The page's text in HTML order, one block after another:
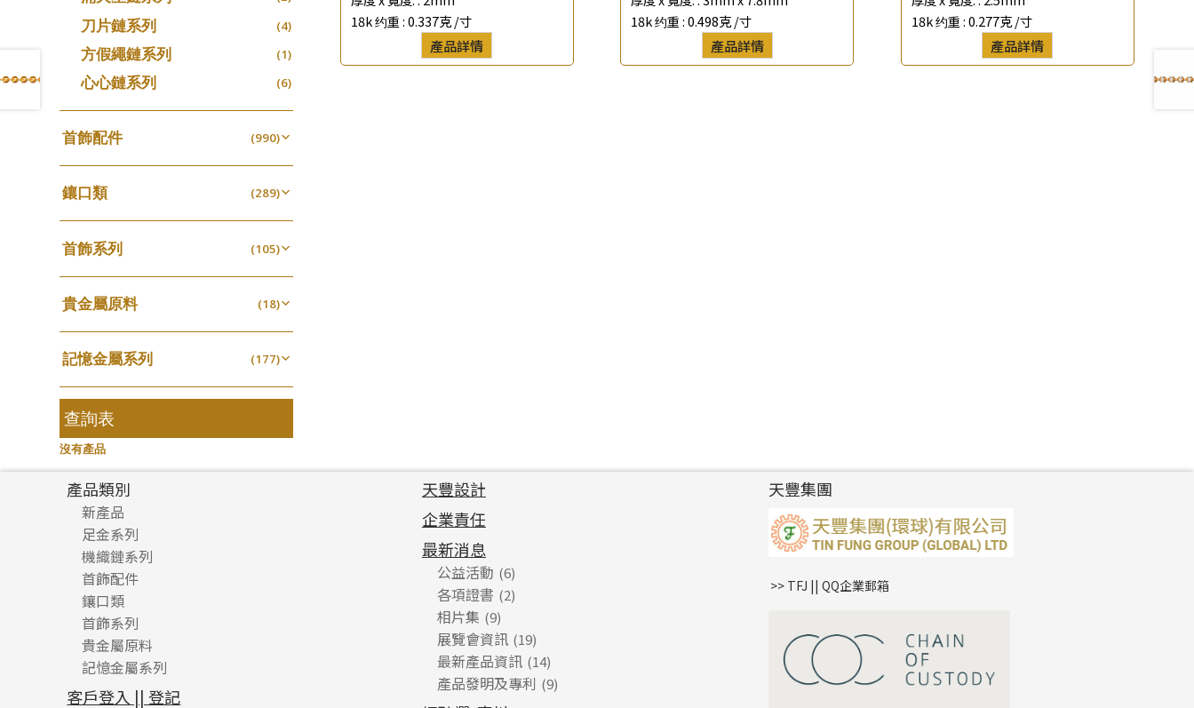
18k 约重 :0.337克 /寸
產品詳情
18k 约重 :0.498克 /寸
產品詳情
18k 约重 :0.277克 /寸
產品詳情
刀片鏈系列 (4)
方假繩鏈系列 (1)
心心鏈系列 (6)
首飾配件 (990)
耳環類配件 (341)
卷迫系列 (13)
螺絲迫系列 (15)
梅花迫系列 (19)
平臺迫系列 (74)
綫拍系列 (42)
美拍系列 (16)
耳針系列 (6)
耳環扣系列
耳綫/耳鈎系列
耳環爪頭
耳環
鏈類配件
調節珠系列
生圈扣系列
鴨俐制系列
字母吊墜
相盒吊墜 (11)
生肖吊墜
管扣系列
星座吊墜
水泡扣
珠扣
其他類配件 (161)
珠盤系列 (16)
袖口鈕系列 (7)
焊片及鐳射綫 (2)
空心車花管 (19)
其他 (104)
無孔光身珠 (7)
無孔批花珠
空心批花珠 (22)
鑲口類 (289)
四爪頭系列 (20)
六爪頭系列 (41)
車花片 (35)
動感車花片 (20)
鑲口戒指 (16)
鑲口手鏈系列 (146)
首飾系列 (105)
手镯系列 (8)
戒指系列 (8)
空心耳環 (27)
空心车花管首饰链 (15)
空心手鐲系列 (8)
牛仔鏈
貴金屬原料 (18)
千足金 (18)
記憶金屬系列 (177)
記憶戒指 (30)
拉簧珠珠手鏈
記憶鈦手鐲
查詢表
沒有產品
*你的名字
公司名稱
產品類別
新產品
足金系列
足金配件
機織鏈系列
珠仔鏈
镶口链
管狀網鏈
十字車花鏈系列
十字閃O鏈系列
十字錘打鏈系列
首飾配件
耳環類配件
卷迫系列
螺絲迫系列
梅花迫系列
平臺迫系列
鏈類配件
動感車花吊墜
調節珠系列
生圈扣系列
其他類配件
珠盤系列
袖口鈕系列
珠類配件
無孔光身珠
鑲口類
四爪頭系列
六爪頭系列
車花片
動感車花片
首飾系列
手镯系列
戒指系列
空心耳環
貴金屬原料
千足金
記憶金屬系列
記憶戒指
客戶登入 || 登記
天豐設計
企業責任
最新消息
公益活動 (6)
各項證書 (2)
相片集 (9)
展覽會資訊 (19)
最新產品資訊 (14)
產品發明及專利 (9)
天豐集團
>> TFJ || QQ企業郵箱